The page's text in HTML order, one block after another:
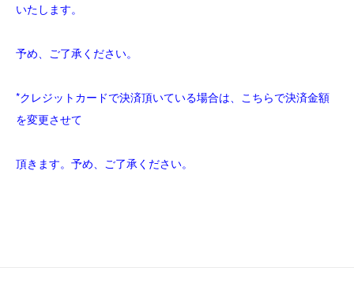
いたします。
予め、ご了承ください。
*クレジットカードで決済頂いている場合は、こちらで決済金額
を変更させて
頂きます。予め、ご了承ください。